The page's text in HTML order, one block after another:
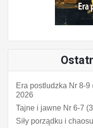
Era postludzka Nr 8-
2026
Tajne i jawne Nr 6-7
Siły porządku i